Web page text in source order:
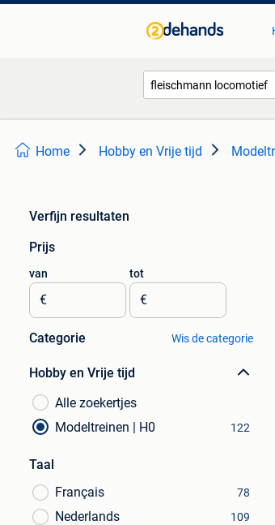
Home Hobby en Vrije tijd
Verfijn resultaten
Prijs
van
€
tot
€
Categorie Wis de categorie
Hobby en Vrije tijd
Alle zoekertjes
Modeltreinen | H0
122
Taal
Français
78
Nederlands 109